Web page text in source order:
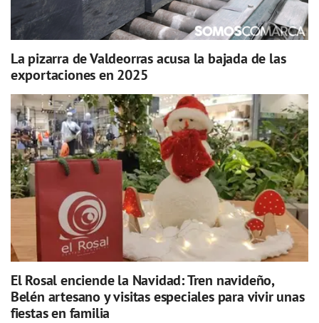
La pizarra de Valdeorras acusa la bajada de las
exportaciones en 2025
El Rosal enciende la Navidad: Tren navideño,
Belén artesano y visitas especiales para vivir unas
fiestas en familia